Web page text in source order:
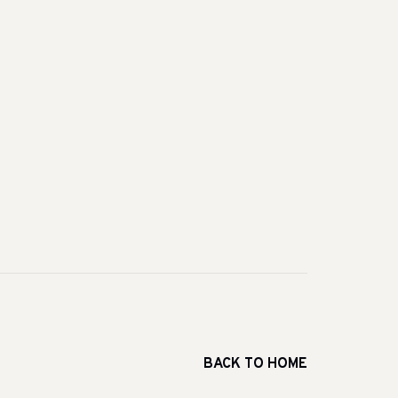
BACK TO HOME